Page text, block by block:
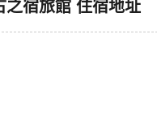
之宿旅館 住宿地址